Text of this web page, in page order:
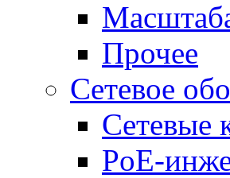
Прочее
Сетевое
Сетевые
PoE-